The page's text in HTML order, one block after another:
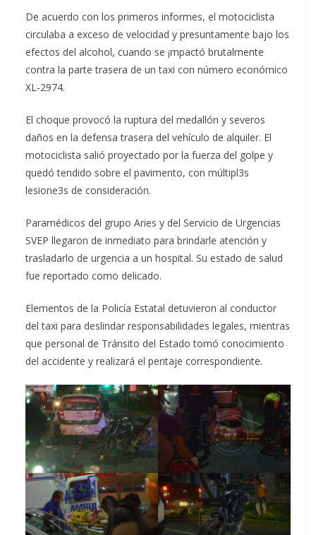
De acuerdo con los primeros informes, el motociclista
circulaba a exceso de velocidad y presuntamente bajo los
efectos del alcohol, cuando se ¡mpactó brutalmente
contra la parte trasera de un taxi con número económico
XL-2974.
El choque provocó la ruptura del medallón y severos
daños en la defensa trasera del vehículo de alquiler. El
motociclista salió proyectado por la fuerza del golpe y
quedó tendido sobre el pavimento, con múltipl3s
lesione3s de consideración.
Paramédicos del grupo Aries y del Servicio de Urgencias
SVEP llegaron de inmediato para brindarle atención y
trasladarlo de urgencia a un hospital. Su estado de salud
fue reportado como delicado.
Elementos de la Policía Estatal detuvieron al conductor
del taxi para deslindar responsabilidades legales, mientras
que personal de Tránsito del Estado tomó conocimiento
del accidente y realizará el peritaje correspondiente.